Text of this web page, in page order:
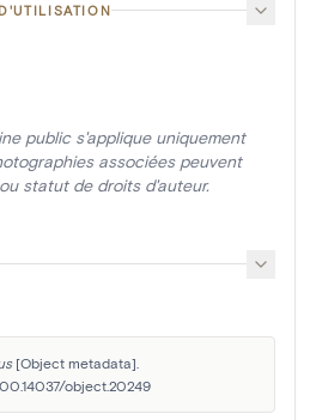
public s'applique uniquement
associées peuvent
statut de droits d'auteur.
[Object metadata].
object.20249